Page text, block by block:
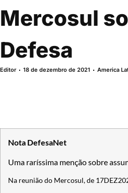
Mercosul
Defesa
Editor 18 de dezembro de 2021 America
Nota DefesaNet
Uma raríssima menção sobre
Na reunião do Mercosul, de